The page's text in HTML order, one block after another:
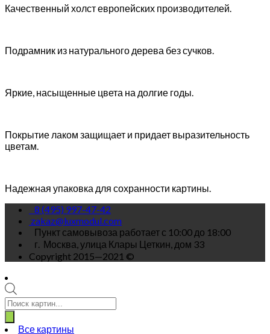
Качественный холст европейских производителей.
Подрамник из натурального дерева без сучков.
Яркие, насыщенные цвета на долгие годы.
Покрытие лаком защищает и придает выразительность
цветам.
Надежная упаковка для сохранности картины.
8 (495) 997-47-42
zakaz@luxmodul.com
Пункт самовывоза работает с 10:00 до 18:00
г. Москва, улица Клары Цеткин, дом 33
Copyright 2015—2021 ©
Поиск
товаров
Все картины